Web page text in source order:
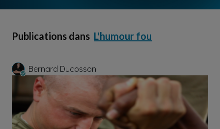
Publications dans L'humour fou
Bernard Ducosson